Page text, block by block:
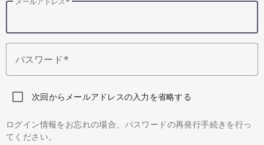
パスワード
次回からメールアドレスの入力を省略する
ログイン情報をお忘れの場合、パスワードの再発行手続きを行っ
てください。